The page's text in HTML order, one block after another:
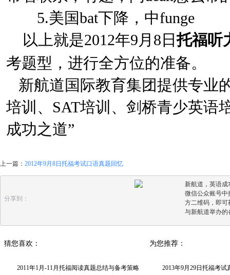
5.美国bat下降，中funge
以上就是2012年9月8日托福听
考题型，进行全方位的准备。
新航道国际教育集团提供专业
培训、SAT培训、剑桥青少英语
成功之道”
上一篇： 2012年9月8日托福考试口语真题回忆
分享到：
新航道，英语
微信公众账号中
方二维码，即可
与新航道举办的
猜您喜欢：
2011年1月-11月托福阅读真题总结与备考策略
为您推荐：
2013年9月29日托福考试